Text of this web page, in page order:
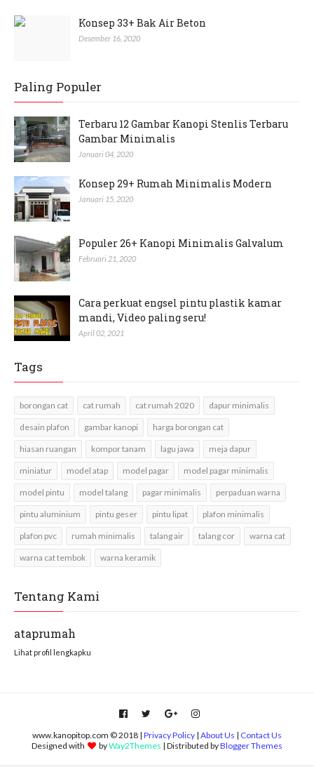
Konsep 33+ Bak Air Beton
Desember 16, 2020
Paling Populer
Terbaru 12 Gambar Kanopi Stenlis Terbaru
Gambar Minimalis
Januari 04, 2020
Konsep 29+ Rumah Minimalis Modern
Januari 15, 2020
Populer 26+ Kanopi Minimalis Galvalum
Februari 21, 2020
Cara perkuat engsel pintu plastik kamar
mandi, Video paling seru!
April 02, 2021
Tags
borongan cat cat rumah cat rumah 2020 dapur minimalis
desain plafon gambar kanopi harga borongan cat
hiasan ruangan kompor tanam lagu jawa meja dapur
miniatur model atap model pagar model pagar minimalis
model pintu model talang pagar minimalis perpaduan warna
pintu aluminium pintu geser pintu lipat plafon minimalis
plafon pvc rumah minimalis talang air talang cor warna cat
warna cat tembok warna keramik
Tentang Kami
ataprumah
Lihat profil lengkapku
www.kanopitop.com © 2018 | Privacy Policy | About Us | Contact Us
Designed with
byWay2Themes | Distributed byBlogger Themes